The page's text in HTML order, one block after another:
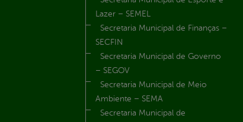
Lazer – SEMEL
Secretaria Municipal de Finanças –
SECFIN
Secretaria Municipal de Governo
– SEGOV
Secretaria Municipal de Meio
Ambiente – SEMA
Secretaria Municipal de